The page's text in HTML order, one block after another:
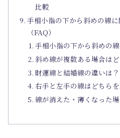
比較
手相小指の下から斜めの線
（FAQ）
手相小指の下から斜めの
斜め線が複数ある場合は
財運線と結婚線の違いは？
右手と左手の線はどちら
線が消えた・薄くなった